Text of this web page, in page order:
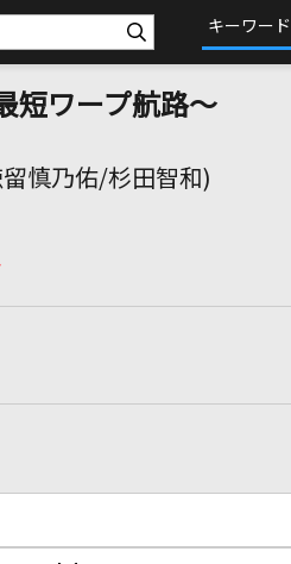
キーワード
ワープ航路～
慎乃佑/杉田智和)